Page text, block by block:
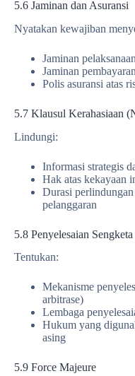
5.6 Jaminan dan Asuransi
Nyatakan kewajiban
Jaminan
Jaminan pembayaran
Polis asuransi atas
5.7 Klausul Kerahasiaan
Lindungi:
Informasi strategis
Hak atas kekayaan
Durasi
pelanggaran
5.8 Penyelesaian Sengketa
Tentukan:
Mekanisme
arbitrase)
Lembaga
Hukum yang
asing
5.9 Force Majeure